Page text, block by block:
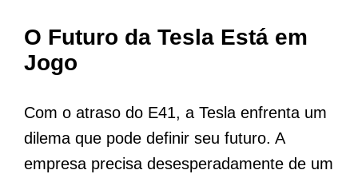
O Futuro da Tesla Está em
Jogo
Com o atraso do E41, a Tesla enfrenta um
dilema que pode definir seu futuro. A
empresa precisa desesperadamente de um